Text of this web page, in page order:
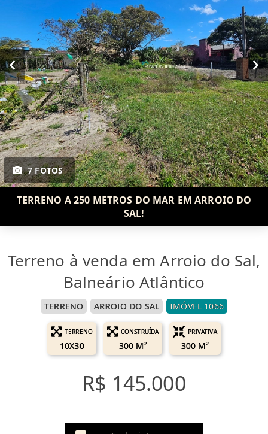
7 FOTOS
TERRENO A 250 METROS DO MAR EM ARROIO DO
SAL!
Terreno à venda em Arroio do Sal,
Balneário Atlântico
TERRENO ARROIO DO SAL IMÓVEL 1066
TERRENO
10X30
CONSTRUÍDA
300 M²
PRIVATIVA
300 M²
R$ 145.000